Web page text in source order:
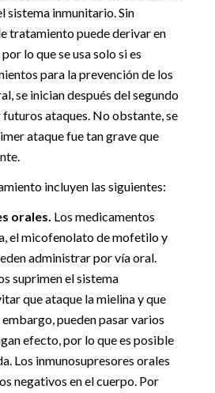
sistema inmunitario. Sin
tratamiento puede derivar en
lo que se usa solo si es
para la prevención de los
se inician después del segundo
ataques. No obstante, se
ataque fue tan grave que
incluyen las siguientes:
orales. Los medicamentos
el micofenolato de mofetilo y
administrar por vía oral.
suprimen el sistema
que ataque la mielina y que
pueden pasar varios
efecto, por lo que es posible
Los inmunosupresores orales
negativos en el cuerpo. Por